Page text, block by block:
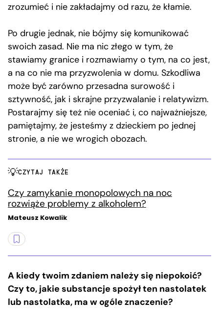
zrozumieć i nie zakładajmy od razu, że kłamie.
Po drugie jednak, nie bójmy się komunikować
swoich zasad. Nie ma nic złego w tym, że
stawiamy granice i rozmawiamy o tym, na co jest,
a na co nie ma przyzwolenia w domu. Szkodliwa
może być zarówno przesadna surowość i
sztywność, jak i skrajne przyzwalanie i relatywizm.
Postarajmy się też nie oceniać i, co najważniejsze,
pamiętajmy, że jesteśmy z dzieckiem po jednej
stronie, a nie we wrogich obozach.
CZYTAJ TAKŻE
Czy zamykanie monopolowych na noc
rozwiąże problemy z alkoholem?
Mateusz Kowalik
A kiedy twoim zdaniem należy się niepokoić?
Czy to, jakie substancje spożył ten nastolatek
lub nastolatka, ma w ogóle znaczenie?